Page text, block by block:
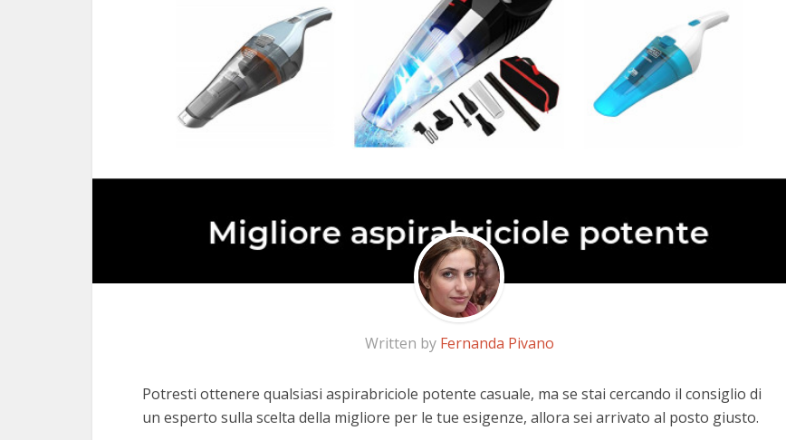
Written by Fernanda Pivano
Potresti ottenere qualsiasi aspirabriciole potente casuale, ma se stai cercando il consiglio di
un esperto sulla scelta della migliore per le tue esigenze, allora sei arrivato al posto giusto.